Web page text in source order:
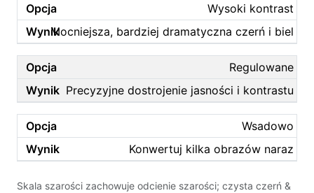
Wysoki kontrast
Mocniejsza, bardziej dramatyczna czerń i biel
Regulowane
Precyzyjne dostrojenie jasności i kontrastu
Wsadowo
Konwertuj kilka obrazów naraz
Skala szarości zachowuje odcienie szarości; czysta czerń &